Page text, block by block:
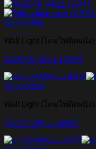
Quick View
Wall Light (โคมไฟติดผนัง)
RAZO-B WALL LIGHT
Quick View
Wall Light (โคมไฟติดผนัง)
CLIO-A WALL LIGHT